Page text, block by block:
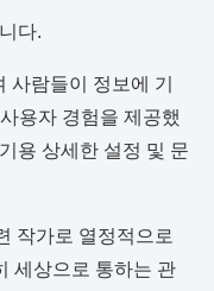
다.
람들이 정보에 기
용자 경험을 제공했
용 상세한 설정 및 문
작가로 열정적으로
세상으로 통하는 관